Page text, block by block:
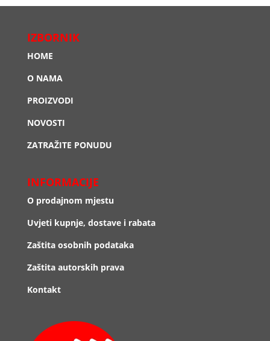
IZBORNIK
HOME
O NAMA
PROIZVODI
NOVOSTI
ZATRAŽITE PONUDU
INFORMACIJE
O prodajnom mjestu
Uvjeti kupnje, dostave i rabata
Zaštita osobnih podataka
Zaštita autorskih prava
Kontakt